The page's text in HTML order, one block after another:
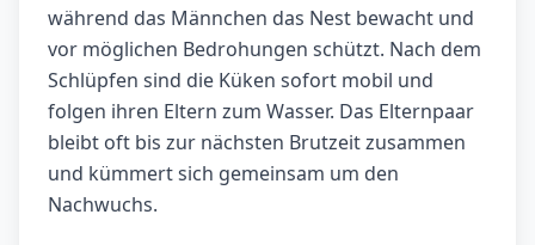
während das Männchen das Nest bewacht und
vor möglichen Bedrohungen schützt. Nach dem
Schlüpfen sind die Küken sofort mobil und
folgen ihren Eltern zum Wasser. Das Elternpaar
bleibt oft bis zur nächsten Brutzeit zusammen
und kümmert sich gemeinsam um den
Nachwuchs.